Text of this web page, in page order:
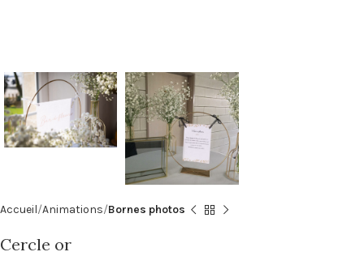
Accueil Animations Bornes photos
Cercle or